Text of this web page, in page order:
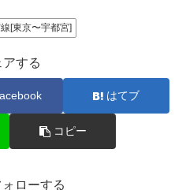
[東京〜宇都宮]
アする
はてブ
コピー
ローする